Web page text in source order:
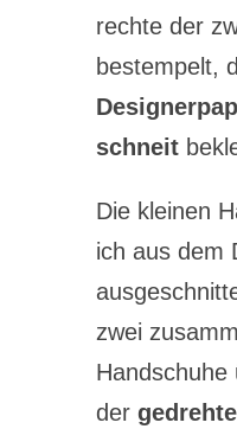
rechte der
bestempelt,
schneit
Die kleinen
ich aus dem
zwei
Handschuhe
der